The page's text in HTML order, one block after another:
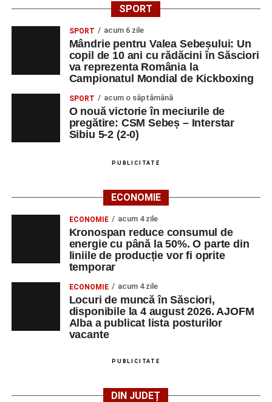
SPORT
SPORT acum 6 zile
Mândrie pentru Valea Sebeșului: Un
copil de 10 ani cu rădăcini în Săsciori
va reprezenta România la
Campionatul Mondial de Kickboxing
SPORT acum o săptămână
O nouă victorie în meciurile de
pregătire: CSM Sebeș – Interstar
Sibiu 5-2 (2-0)
PUBLICITATE
ECONOMIE
ECONOMIE acum 4 zile
Kronospan reduce consumul de
energie cu până la 50%. O parte din
liniile de producție vor fi oprite
temporar
ECONOMIE acum 4 zile
Locuri de muncă în Săsciori,
disponibile la 4 august 2026. AJOFM
Alba a publicat lista posturilor
vacante
PUBLICITATE
DIN JUDEȚ